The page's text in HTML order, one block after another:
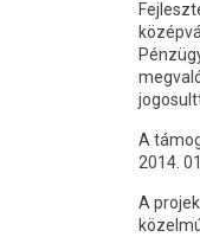
A
2014.
A